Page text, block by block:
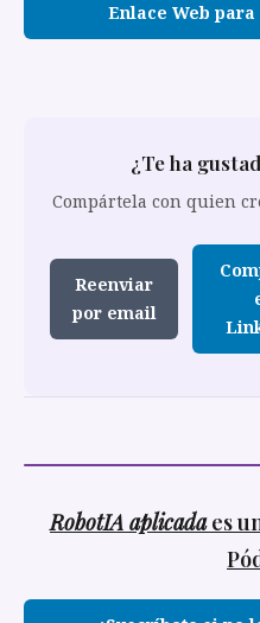
Enlace Web para
¿Te ha
Compártela con quien
Reenviar
por email
RobotIA aplicadaes